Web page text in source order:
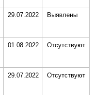
29.07.2022 Выявлены
01.08.2022 Отсутствуют
29.07.2022 Отсутствуют